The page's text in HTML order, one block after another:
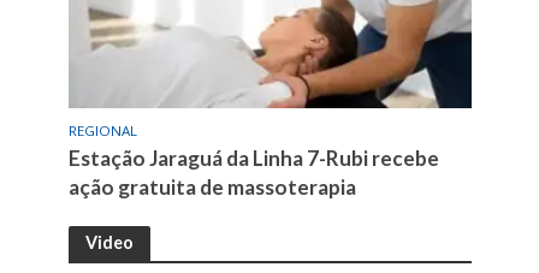
REGIONAL
Estação Jaraguá da Linha 7-Rubi recebe
ação gratuita de massoterapia
Video